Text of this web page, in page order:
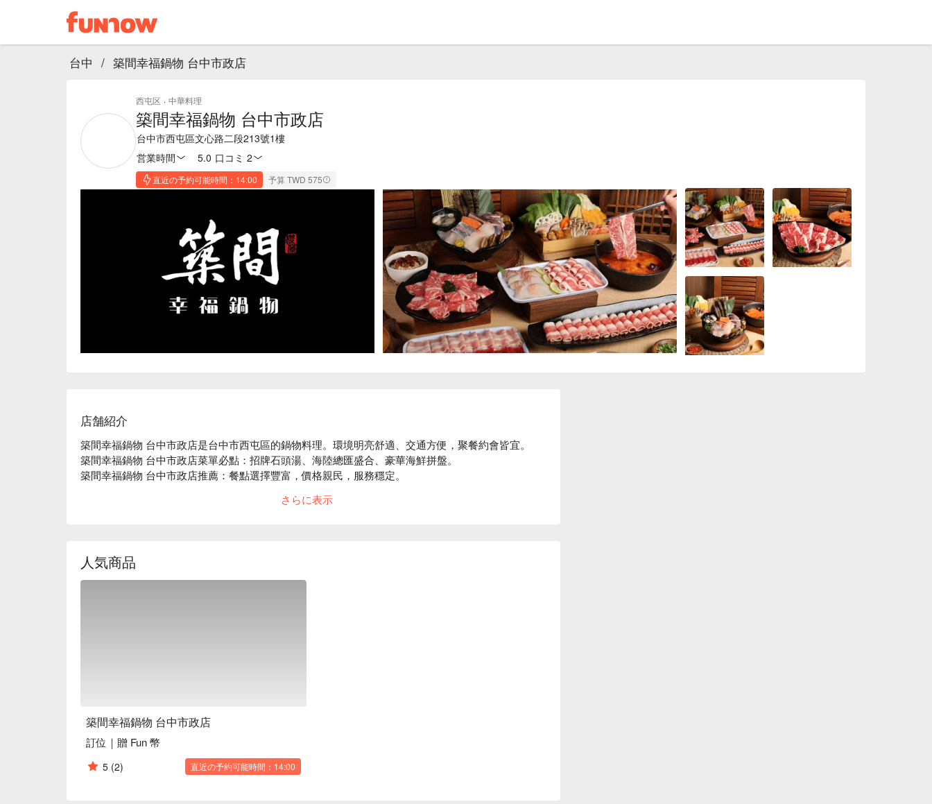
台中 / 築間幸福鍋物 台中市政店
西屯区 · 中華料理
築間幸福鍋物 台中市政店
台中市西屯區文心路二段213號1樓
営業時間
5.0 口コミ 2
直近の予約可能時間：14:00 予算 TWD 575
店舗紹介
築間幸福鍋物 台中市政店是台中市西屯區的鍋物料理。環境明亮舒適、交通方便，聚餐約會皆宜。
築間幸福鍋物 台中市政店菜單必點：招牌石頭湯、海陸總匯盛合、豪華海鮮拼盤。
築間幸福鍋物 台中市政店推薦：餐點選擇豐富，價格親民，服務穩定。
さらに表示
人気商品
築間幸福鍋物 台中市政店
訂位｜贈 Fun 幣
5 (2) 直近の予約可能時間：14:00